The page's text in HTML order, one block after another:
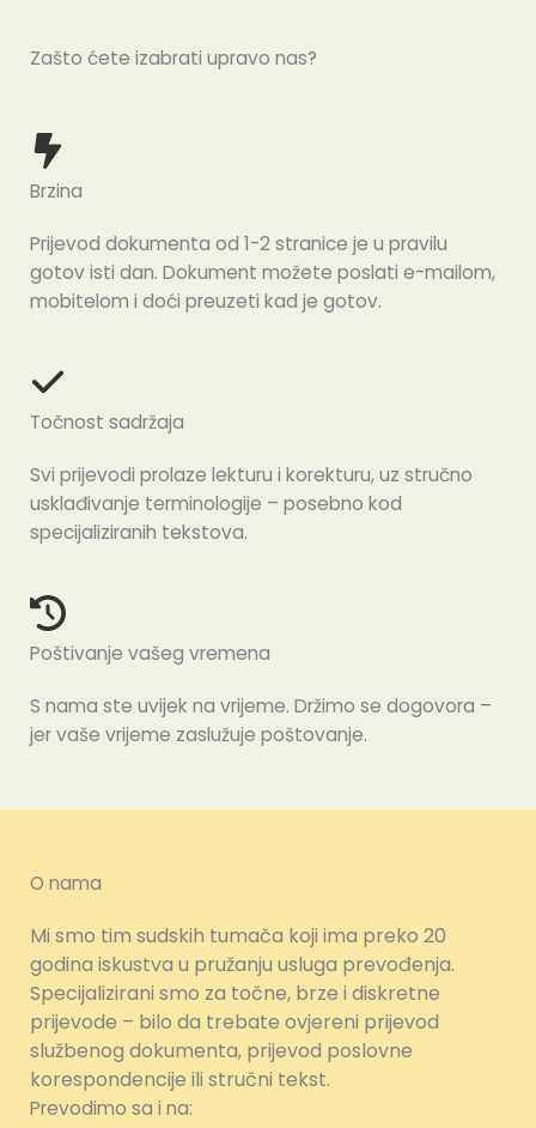
Zašto ćete izabrati upravo nas?
Brzina
Prijevod dokumenta od 1-2 stranice je u pravilu
gotov isti dan. Dokument možete poslati e-mailom,
mobitelom i doći preuzeti kad je gotov.
Točnost sadržaja
Svi prijevodi prolaze lekturu i korekturu, uz stručno
usklađivanje terminologije – posebno kod
specijaliziranih tekstova.
Poštivanje vašeg vremena
S nama ste uvijek na vrijeme. Držimo se dogovora –
jer vaše vrijeme zaslužuje poštovanje.
O nama
Mi smo tim sudskih tumača koji ima preko 20
godina iskustva u pružanju usluga prevođenja.
Specijalizirani smo za točne, brze i diskretne
prijevode – bilo da trebate ovjereni prijevod
službenog dokumenta, prijevod poslovne
korespondencije ili stručni tekst.
Prevodimo sa i na: